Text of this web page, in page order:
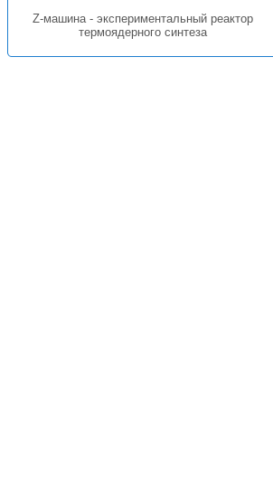
Z-машина - экспериментальный реактор
термоядерного синтеза